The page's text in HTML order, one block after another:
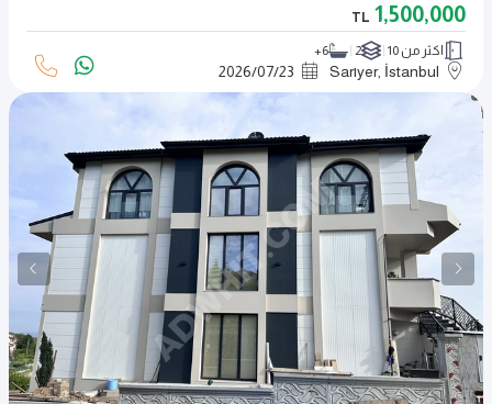
1,500,000
TL
اكثر من 10 2
6+
Sarıyer, İstanbul
2026/07/23